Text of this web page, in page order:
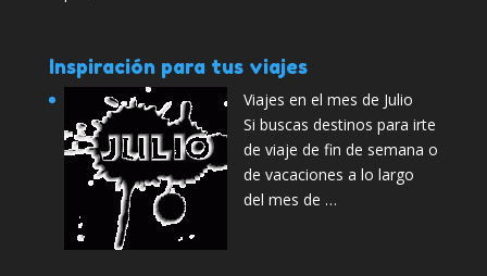
Inspiración para tus viajes
Viajes en el mes de Julio
Si buscas destinos para irte
de viaje de fin de semana o
de vacaciones a lo largo
del mes de …